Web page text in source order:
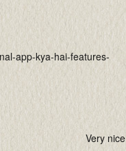
app-kya-hai-features-
Very nice